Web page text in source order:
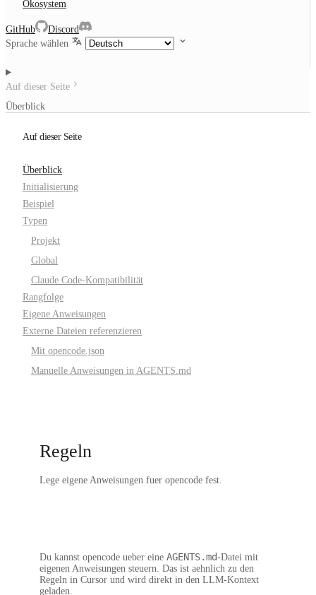
Ökosystem
GitHub
Discord
Sprache wählen
Auf dieser Seite
Überblick
Auf dieser Seite
Überblick
Initialisierung
Beispiel
Typen
Projekt
Global
Claude Code-Kompatibilität
Rangfolge
Eigene Anweisungen
Externe Dateien referenzieren
Mit opencode.json
Manuelle Anweisungen in AGENTS.md
Regeln
Lege eigene Anweisungen fuer opencode fest.
Du kannst opencode ueber eine AGENTS.md-Datei mit
eigenen Anweisungen steuern. Das ist aehnlich zu den
Regeln in Cursor und wird direkt in den LLM-Kontext
geladen.